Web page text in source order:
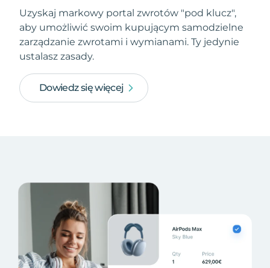
Uzyskaj markowy portal zwrotów "pod klucz",
aby umożliwić swoim kupującym samodzielne
zarządzanie zwrotami i wymianami. Ty jedynie
ustalasz zasady.
Dowiedz się więcej